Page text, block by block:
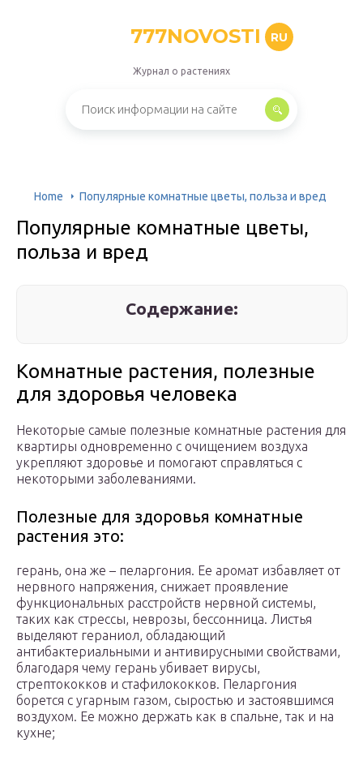
777NOVOSTI RU
Журнал о растениях
Home Популярные комнатные цветы, польза и вред
Популярные комнатные цветы,
польза и вред
Содержание:
Комнатные растения, полезные
для здоровья человека
Некоторые самые полезные комнатные растения для
квартиры одновременно с очищением воздуха
укрепляют здоровье и помогают справляться с
некоторыми заболеваниями.
Полезные для здоровья комнатные
растения это:
герань, она же – пеларгония. Ее аромат избавляет от
нервного напряжения, снижает проявление
функциональных расстройств нервной системы,
таких как стрессы, неврозы, бессонница. Листья
выделяют гераниол, обладающий
антибактериальными и антивирусными свойствами,
благодаря чему герань убивает вирусы,
стрептококков и стафилококков. Пеларгония
борется с угарным газом, сыростью и застоявшимся
воздухом. Ее можно держать как в спальне, так и на
кухне;